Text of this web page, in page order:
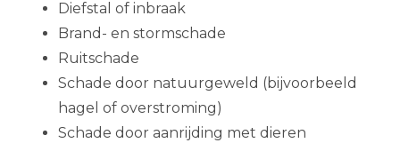
Diefstal of inbraak
Brand- en stormschade
Ruitschade
Schade door natuurgeweld (bijvoorbeeld
hagel of overstroming)
Schade door aanrijding met dieren